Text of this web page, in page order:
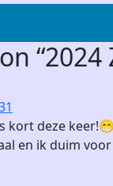
“2024
kort deze keer!😁
en ik duim